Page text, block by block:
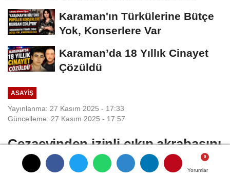
Yorumlar
Yorumlar
Karaman'ın Türkülerine Bütçe
Yok, Konserlere Var
Karaman’da 18 Yıllık Cinayet
Çözüldü
ASAYIŞ
Yayınlanma: 27 Kasım 2025 - 17:33
Güncelleme: 27 Kasım 2025 - 17:57
Cezaevinden izinli çıkıp akrabasını
vurarak ölüme terk eden şahsa
Yorumlar